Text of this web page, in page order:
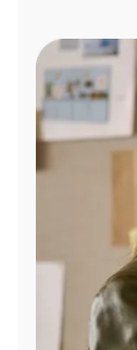
Administrar
cuenta
Encuentra
tienda